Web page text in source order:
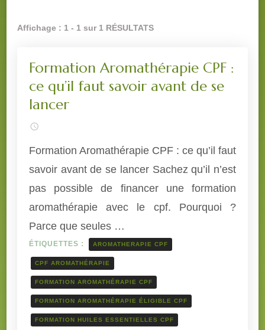
Affichage : 1 - 1 sur 1 RÉSULTATS
Formation Aromathérapie CPF :
ce qu’il faut savoir avant de se
lancer
Formation Aromathérapie CPF : ce qu’il faut
savoir avant de se lancer Sachez qu’il n’est
pas possible de financer une formation
aromathérapie avec le cpf. Pourquoi ?
Parce que seules …
ÉTIQUETTES : AROMATHERAPIE CPF
CPF AROMATHÉRAPIE
FORMATION AROMATHÉRAPIE CPF
FORMATION AROMATHÉRAPIE ÉLIGIBLE CPF
FORMATION HUILES ESSENTIELLES CPF